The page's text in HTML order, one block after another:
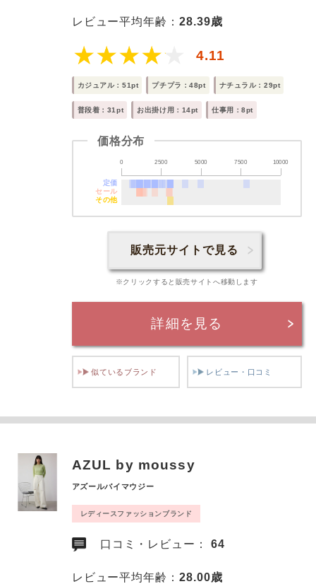
レビュー平均年齢：28.39歳
4.11
カジュアル：51pt プチプラ：48pt ナチュラル：29pt
普段着：31pt お出掛け用：14pt 仕事用：8pt
価格分布
0 2500 5000 7500 10000
定価
セール
その他
販売元サイトで見る
※クリックすると販売サイトへ移動します
詳細を見る
似ているブランド レビュー・口コミ
AZUL by moussy
アズールバイマウジー
レディースファッションブランド
口コミ・レビュー：64
レビュー平均年齢：28.00歳